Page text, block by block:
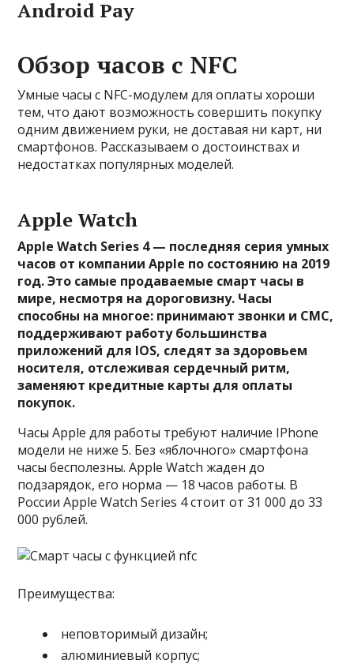
Android Pay
Обзор часов с NFC
Умные часы с NFC-модулем для оплаты хороши
тем, что дают возможность совершить покупку
одним движением руки, не доставая ни карт, ни
смартфонов. Рассказываем о достоинствах и
недостатках популярных моделей.
Apple Watch
Apple Watch Series 4 — последняя серия умных
часов от компании Apple по состоянию на 2019
год. Это самые продаваемые смарт часы в
мире, несмотря на дороговизну. Часы
способны на многое: принимают звонки и СМС,
поддерживают работу большинства
приложений для IOS, следят за здоровьем
носителя, отслеживая сердечный ритм,
заменяют кредитные карты для оплаты
покупок.
Часы Apple для работы требуют наличие IPhone
модели не ниже 5. Без «яблочного» смартфона
часы бесполезны. Apple Watch жаден до
подзарядок, его норма — 18 часов работы. В
России Apple Watch Series 4 стоит от 31 000 до 33
000 рублей.
Преимущества:
неповторимый дизайн;
алюминиевый корпус;